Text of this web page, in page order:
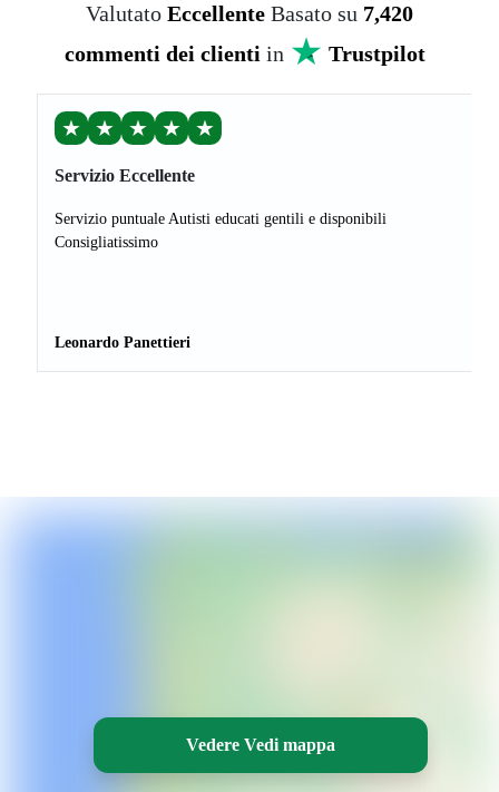
Valutato Eccellente Basato su 7,420
commenti dei clienti in Trustpilot
★ ★ ★ ★ ★
Servizio Eccellente
Servizio puntuale Autisti educati gentili e disponibili
Consigliatissimo
Leonardo Panettieri
Vedere Vedi mappa